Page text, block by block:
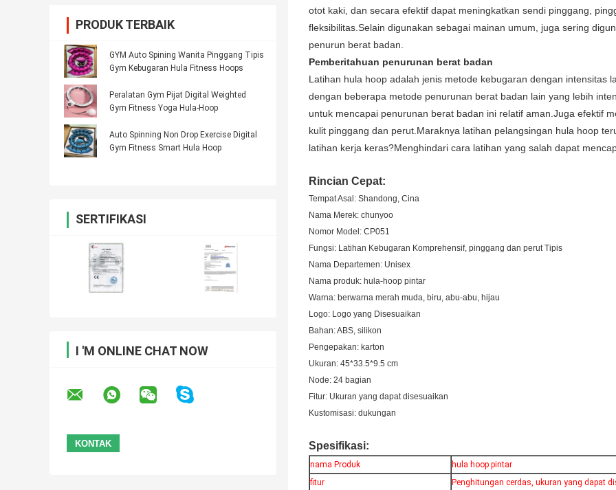
PRODUK TERBAIK
GYM Auto Spining Wanita Pinggang Tipis
Gym Kebugaran Hula Fitness Hoops
Peralatan Gym Pijat Digital Weighted
Gym Fitness Yoga Hula-Hoop
Auto Spinning Non Drop Exercise Digital
Gym Fitness Smart Hula Hoop
SERTIFIKASI
I 'M ONLINE CHAT NOW
otot kaki, dan secara efektif dapat meningkatkan sendi pinggang,
fleksibilitas.Selain digunakan sebagai mainan umum, juga sering
penurun berat badan.
Pemberitahuan penurunan berat badan
Latihan hula hoop adalah jenis metode kebugaran dengan intensitas
dengan beberapa metode penurunan berat badan lain yang lebih
untuk mencapai penurunan berat badan ini relatif aman.Juga efektif
kulit pinggang dan perut.Maraknya latihan pelangsingan hula hoop
latihan kerja keras?Menghindari cara latihan yang salah dapat
Rincian Cepat:
Tempat Asal: Shandong, Cina
Nama Merek: chunyoo
Nomor Model: CP051
Fungsi: Latihan Kebugaran Komprehensif, pinggang dan perut Tipis
Nama Departemen: Unisex
Nama produk: hula-hoop pintar
Warna: berwarna merah muda, biru, abu-abu, hijau
Logo: Logo yang Disesuaikan
Bahan: ABS, silikon
Pengepakan: karton
Ukuran: 45*33.5*9.5 cm
Node: 24 bagian
Fitur: Ukuran yang dapat disesuaikan
Kustomisasi: dukungan
Spesifikasi:
nama Produk
hula hoop pintar
fitur
Penghitungan cerdas, ukuran yang dapat